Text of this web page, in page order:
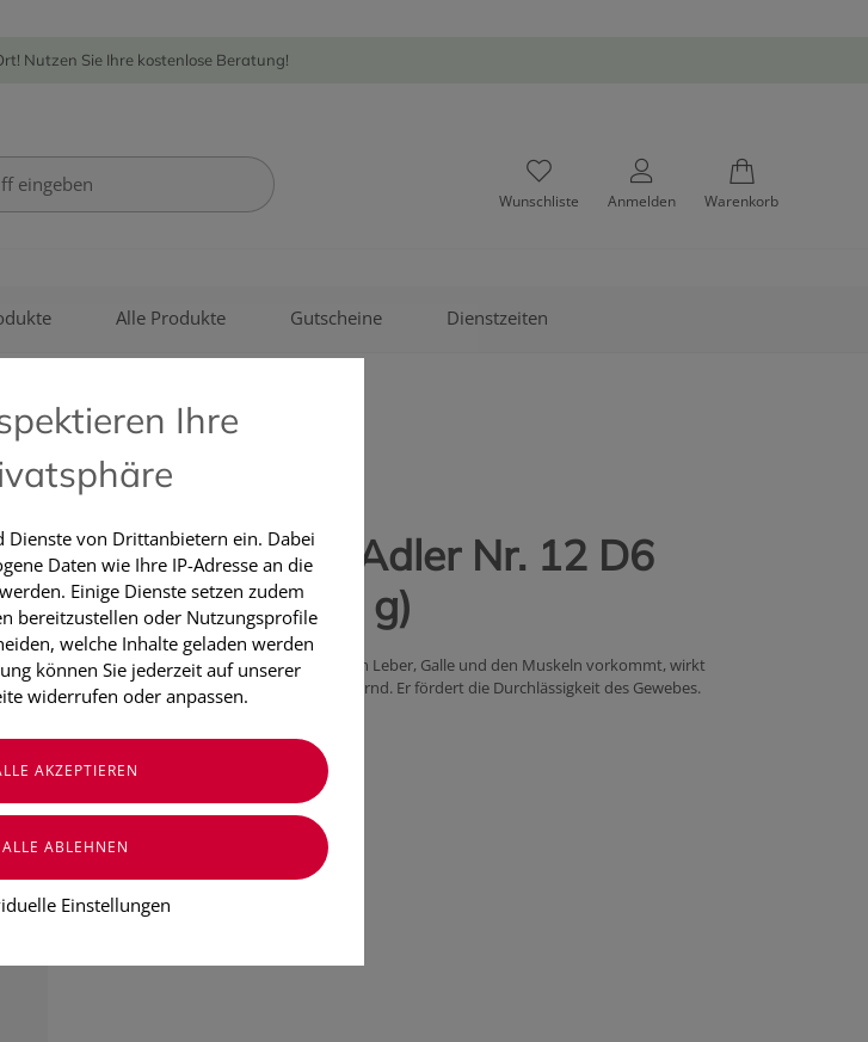
Nutzen Sie Ihre kostenlose Beratung!
Wunschliste Anmelden Warenkorb
Alle Produkte Gutscheine Dienstzeiten
ADLER PHARMA GMBH
Schüßler Salz Adler Nr. 12 D6
Tabletten (100 g)
Dieser Mineralstoff, der hauptsächlich in Leber, Galle und den Muskeln vorkommt, wirkt
schleimlösend und ausscheidungsfördernd. Er fördert die Durchlässigkeit des Gewebes.
€ 10,30
Preis inkl. MwSt.
Ihre
Dienste von Drittanbietern ein. Dabei
Daten wie Ihre IP-Adresse an die
Einige Dienste setzen zudem
bereitzustellen oder Nutzungsprofile
welche Inhalte geladen werden
können Sie jederzeit auf unserer
widerrufen oder anpassen.
Einstellungen